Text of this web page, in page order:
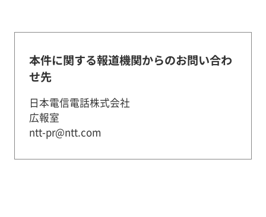
本件に関する報道機関からのお問い合わ
せ先
日本電信電話株式会社
広報室
ntt-pr@ntt.com